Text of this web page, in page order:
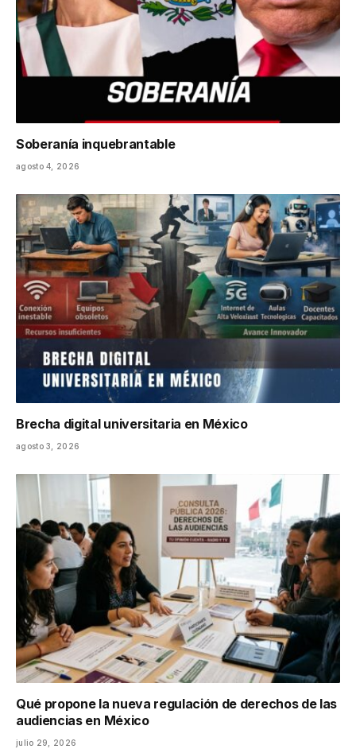
Soberanía inquebrantable
agosto 4, 2026
Brecha digital universitaria en México
agosto 3, 2026
Qué propone la nueva regulación de derechos de las
audiencias en México
julio 29, 2026